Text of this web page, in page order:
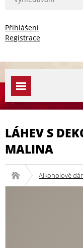
Přihlášení
Registrace
LÁHEV S
MALINA
Alkoholové